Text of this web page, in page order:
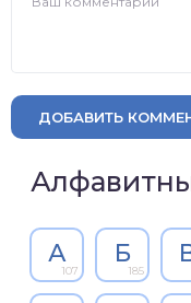
ДОБАВИТЬ
А
107
Б
185